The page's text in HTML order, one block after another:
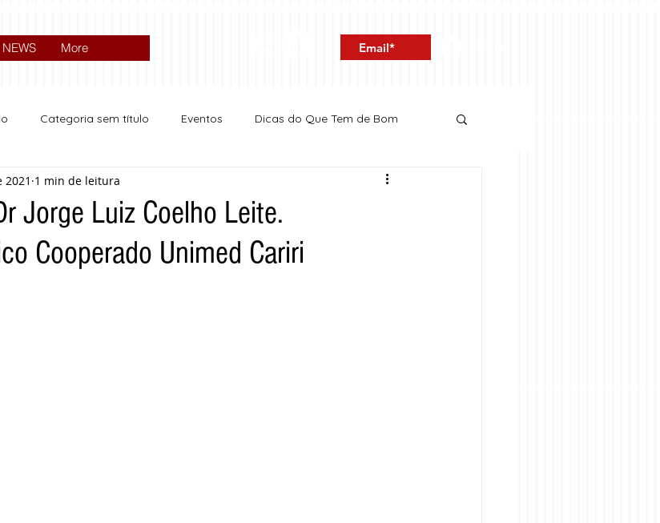
NEWS More
Categoria sem título Eventos Dicas do Que Tem de Bom
Política
Jorge Luiz Coelho Leite.
Cooperado Unimed Cariri
2021 1 min de leitura